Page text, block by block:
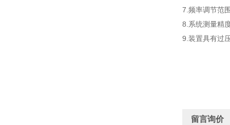
7.频率调节范
8.系统测量精
9.装置具有过
留言询价